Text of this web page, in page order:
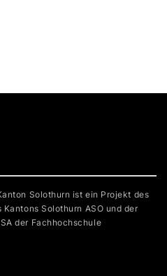
Solothurn ist ein Projekt des
Solothurn ASO und der
der Fachhochschule